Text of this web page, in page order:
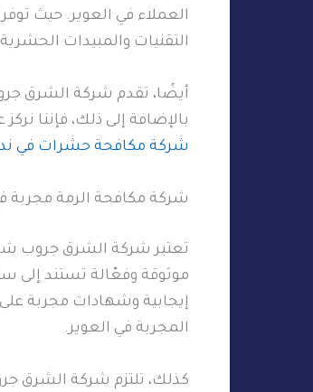
العملاء في العوير. حيث
التقنيات والمبيدات
أيضًا، تقدم شركة الشرق
بالإضافة إلى ذلك، فإننا
شركة مكافحة حشرات في ند
شركة مكافحة الرمة مجربة
تعتبر شركة الشرق جروب
موثوقة وفعّالة تستند إلى
إيجابية وشهادات مجربة
المجربة في العوير.
كذلك، تلتزم شركة الشرق